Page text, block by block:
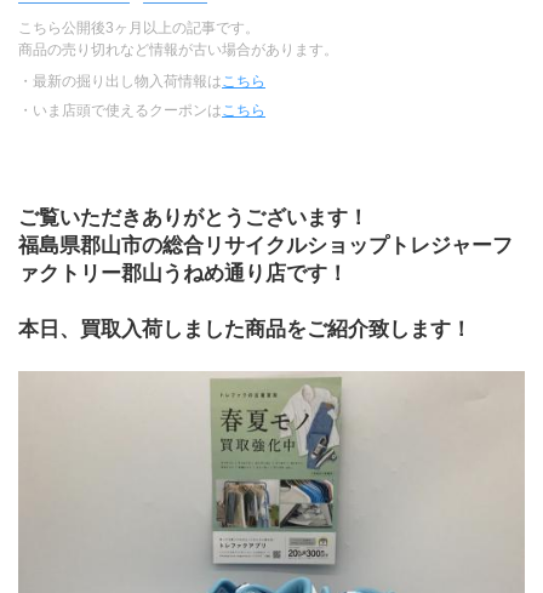
こちら公開後3ヶ月以上の記事です。
商品の売り切れなど情報が古い場合があります。
・最新の掘り出し物入荷情報は こちら
・いま店頭で使えるクーポンは こちら
ご覧いただきありがとうございます！
福島県郡山市の総合リサイクルショップトレジャーフ
ァクトリー郡山うねめ通り店です！
本日、買取入荷しました商品をご紹介致します！